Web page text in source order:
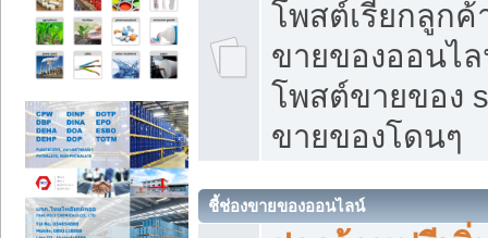
โพสต์เรียกลูกค้
ขายของออนไ
โพสต์ขายของ
ขายของโดนๆ
ชี้ช่องขายของออนไลน์